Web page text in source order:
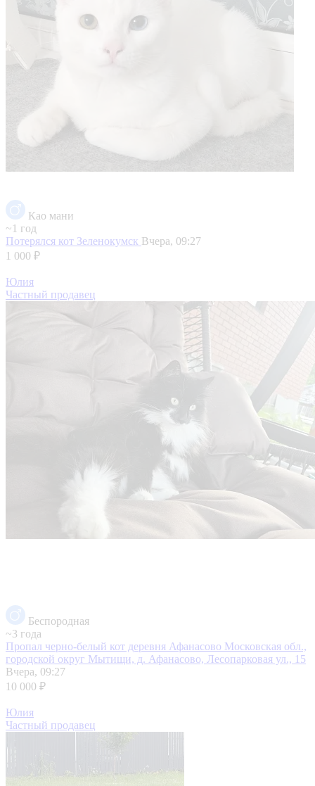
Као мани
~1 год
Потерялся кот Зеленокумск Вчера, 09:27
1 000 ₽
Юлия
Частный продавец
Беспородная
~3 года
Пропал черно-белый кот деревня Афанасово Московская обл.,
городской округ Мытищи, д. Афанасово, Лесопарковая ул., 15
Вчера, 09:27
10 000 ₽
Юлия
Частный продавец